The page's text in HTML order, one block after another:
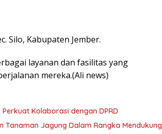
Silo, Kabupaten Jember.
layanan dan fasilitas yang
mereka.(Ali news)
Perkuat Kolaborasi dengan DPRD
Tanaman Jagung Dalam Rangka Mendukung